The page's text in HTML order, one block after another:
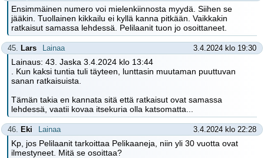
Ensimmäinen numero voi mielenkiinnosta myydä. Siihen se
jääkin. Tuollainen kikkailu ei kyllä kanna pitkään. Vaikkakin
ratkaisut samassa lehdessä. Pelilaanit tuon jo osoittaneet.
45. Lars Lainaa 3.4.2024 klo 19:30
Lainaus: 43. Jaska 3.4.2024 klo 13:44
. Kun kaksi tuntia tuli täyteen, lunttasin muutaman puuttuvan
sanan ratkaisuista.
Tämän takia en kannata sitä että ratkaisut ovat samassa
lehdessä, vaatii kovaa itsekuria olla katsomatta...
46. Eki Lainaa 3.4.2024 klo 22:28
Kp, jos Pelilaanit tarkoittaa Pelikaaneja, niin yli 30 vuotta ovat
ilmestyneet. Mitä se osoittaa?